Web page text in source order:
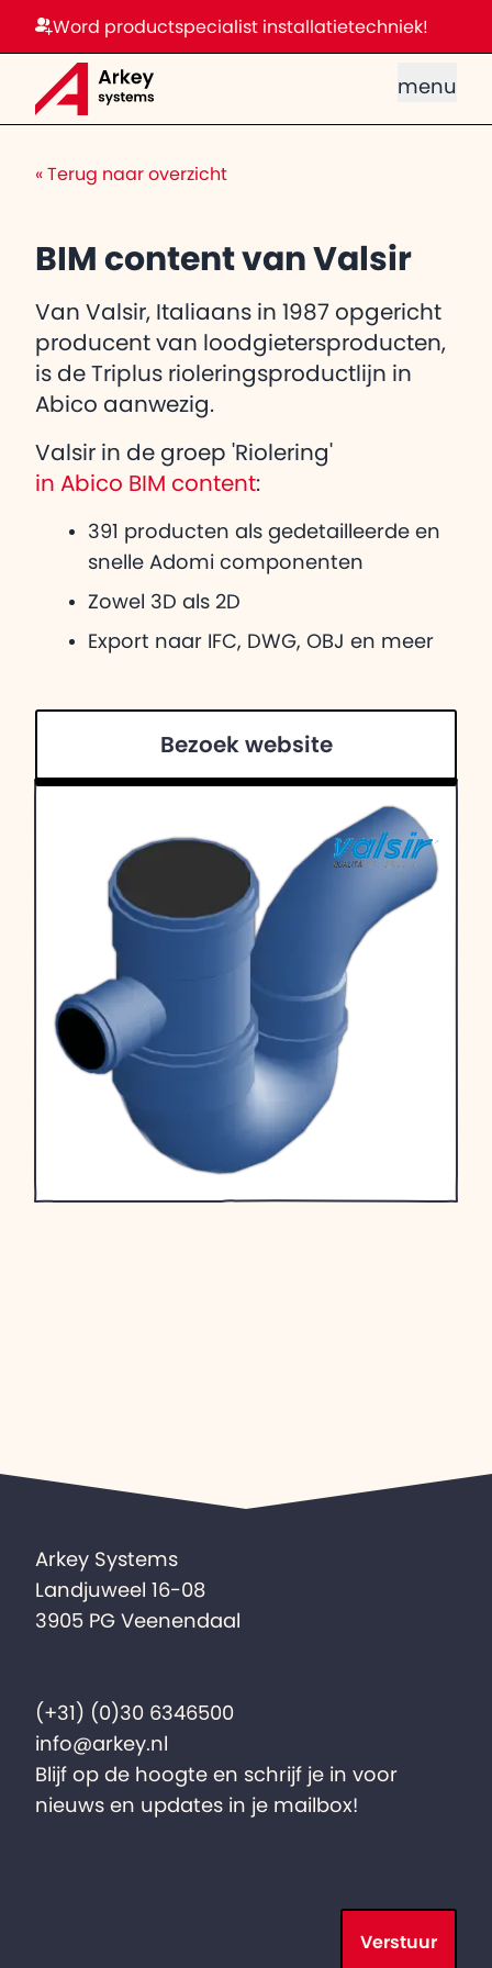
Word productspecialist installatietechniek!
menu
« Terug naar overzicht
BIM content van Valsir
Van Valsir, Italiaans in 1987 opgericht
producent van loodgietersproducten,
is de Triplus rioleringsproductlijn in
Abico aanwezig.
Valsir in de groep 'Riolering'
in Abico BIM content:
391 producten als gedetailleerde en
snelle Adomi componenten
Zowel 3D als 2D
Export naar IFC, DWG, OBJ en meer
Bezoek website
Arkey Systems
Landjuweel 16-08
3905 PG Veenendaal
(+31) (0)30 6346500
info@arkey.nl
Blijf op de hoogte en schrijf je in voor
nieuws en updates in je mailbox!
Verstuur